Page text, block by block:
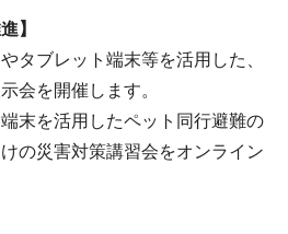
】
タブレット端末等を活用した、
会を開催します。
末を活用したペット同⾏避難の
の災害対策講習会をオンライン